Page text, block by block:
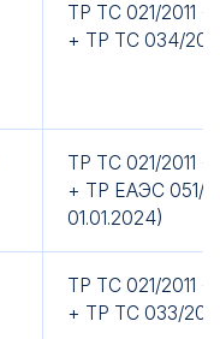
ТР ТС 021/2011 +
+ ТР ТС 034/
ТР ТС 021/2011 +
+ ТР ЕАЭС 051/
01.01.2024)
ТР ТС 021/2011 +
+ ТР ТС 033/